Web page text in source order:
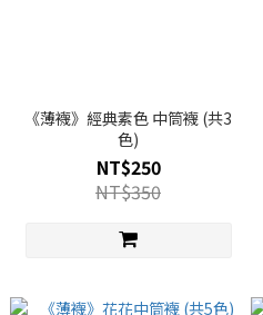
《薄襪》經典素色 中筒襪 (共3
色)
NT$250
NT$350